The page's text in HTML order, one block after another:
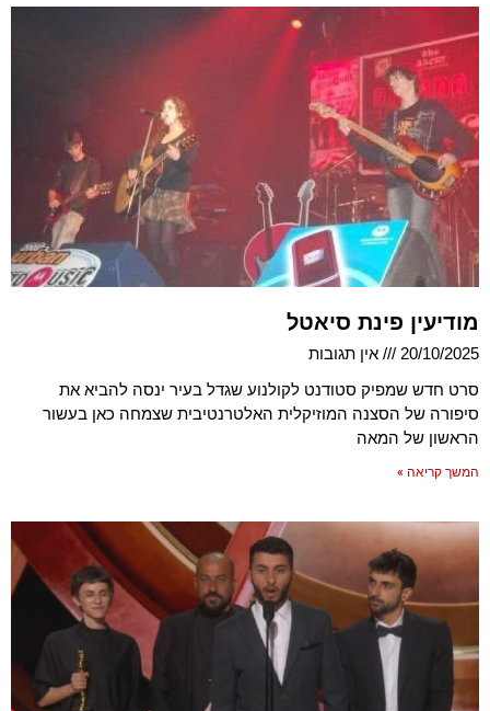
מודיעין פינת סיאטל
20/10/2025
אין תגובות
סרט חדש שמפיק סטודנט לקולנוע שגדל בעיר ינסה להביא את
סיפורה של הסצנה המוזיקלית האלטרנטיבית שצמחה כאן בעשור
הראשון של המאה
המשך קריאה »